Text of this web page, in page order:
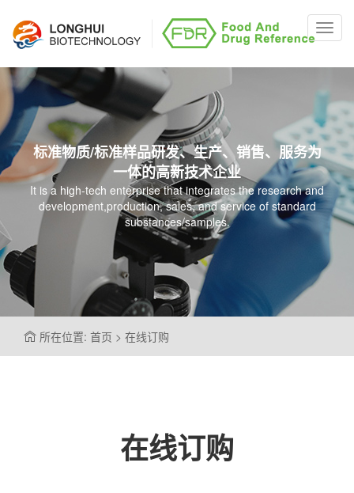
标准物质/标准样品研发、生产、销售、服务为
一体的高新技术企业
It is a high-tech enterprise that integrates the research and
development,production, sales, and service of standard
substances/samples.
所在位置: 首页 > 在线订购
在线订购